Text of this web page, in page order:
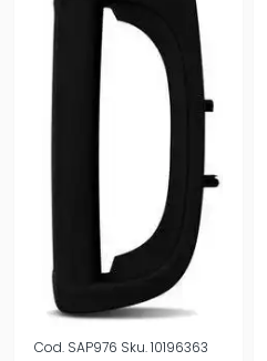
Cod. SAP976 Sku.10196363